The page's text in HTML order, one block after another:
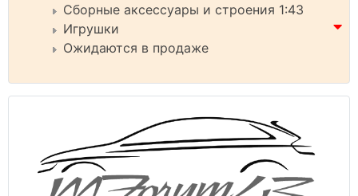
Сборные аксессуары и строения 1:43
Игрушки
Ожидаются в продаже